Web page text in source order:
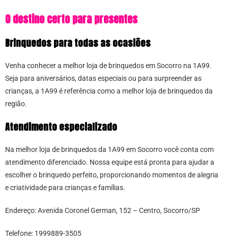
O destino certo para presentes
Brinquedos para todas as ocasiões
Venha conhecer a melhor loja de brinquedos em Socorro na 1A99.
Seja para aniversários, datas especiais ou para surpreender as
crianças, a 1A99 é referência como a melhor loja de brinquedos da
região.
Atendimento especializado
Na melhor loja de brinquedos da 1A99 em Socorro você conta com
atendimento diferenciado. Nossa equipe está pronta para ajudar a
escolher o brinquedo perfeito, proporcionando momentos de alegria
e criatividade para crianças e famílias.
Endereço: Avenida Coronel German, 152 – Centro, Socorro/SP
Telefone: 1999889-3505